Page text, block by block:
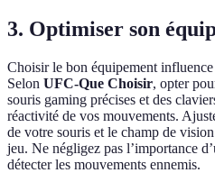
3. Optimiser son
Choisir le bon équipement
Selon UFC-Que Choisir, opter
souris gaming précises et des
réactivité de vos mouvements.
de votre souris et le champ de
jeu. Ne négligez pas l’importance
détecter les mouvements ennemis.